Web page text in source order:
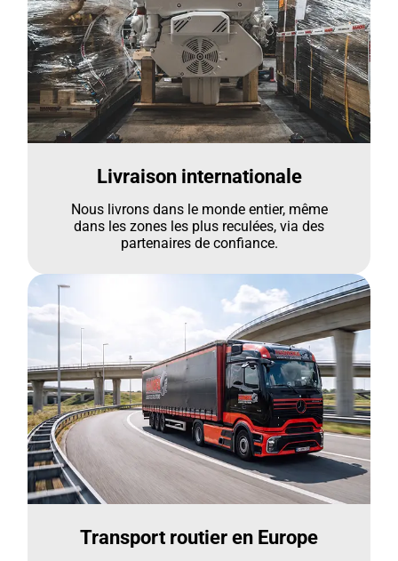
Livraison internationale
Nous livrons dans le monde entier, même
dans les zones les plus reculées, via des
partenaires de confiance.
Transport routier en Europe